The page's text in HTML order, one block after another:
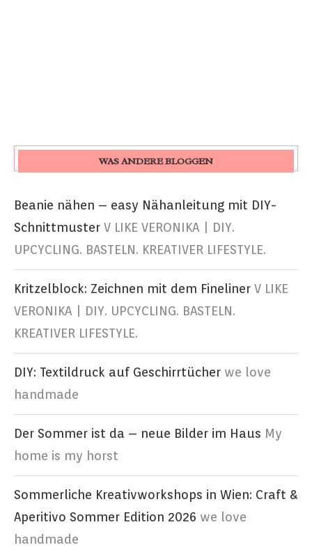
WAS ANDERE BLOGGEN
Beanie nähen – easy Nähanleitung mit DIY-
Schnittmuster V LIKE VERONIKA | DIY.
UPCYCLING. BASTELN. KREATIVER LIFESTYLE.
Kritzelblock: Zeichnen mit dem Fineliner V LIKE
VERONIKA | DIY. UPCYCLING. BASTELN.
KREATIVER LIFESTYLE.
DIY: Textildruck auf Geschirrtücher we love
handmade
Der Sommer ist da – neue Bilder im Haus My
home is my horst
Sommerliche Kreativworkshops in Wien: Craft &
Aperitivo Sommer Edition 2026 we love
handmade